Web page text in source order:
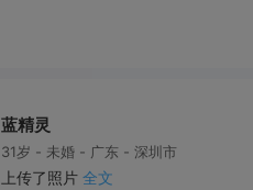
蓝精灵
31岁 - 未婚 - 广东 - 深圳市
上传了照片 全文